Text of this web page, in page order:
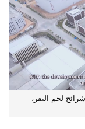
لحم البقر،